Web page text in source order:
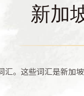
新加
。这些词汇是新加